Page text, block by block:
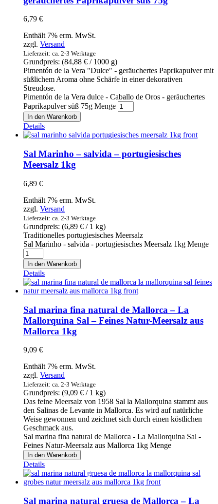
6,79 €
Enthält 7% erm. MwSt.
zzgl. Versand
Lieferzeit: ca. 2-3 Werktage
Grundpreis: (84,88 € / 1000 g)
Pimentón de la Vera "Dulce" - geräuchertes Paprikapulver mit
süßlichem Aroma ohne Schärfe in einer dekorativen
Streudose.
Pimentón de la Vera dulce - Caballo de Oros - geräuchertes
Paprikapulver süß 75g Menge
In den Warenkorb
Details
Sal Marinho – salvida – portugiesisches
Meersalz 1kg
6,89 €
Enthält 7% erm. MwSt.
zzgl. Versand
Lieferzeit: ca. 2-3 Werktage
Grundpreis: (6,89 € / 1 kg)
Traditionelles portugiesisches Meersalz
Sal Marinho - salvida - portugiesisches Meersalz 1kg Menge
In den Warenkorb
Details
Sal marina fina natural de Mallorca – La
Mallorquina Sal – Feines Natur-Meersalz aus
Mallorca 1kg
9,09 €
Enthält 7% erm. MwSt.
zzgl. Versand
Lieferzeit: ca. 2-3 Werktage
Grundpreis: (9,09 € / 1 kg)
Das feine Meersalz von 1958 Sal la Mallorquina stammt aus
den Salinas de Levante in Mallorca. Es wird auf natürliche
Weise gewonnen und zeichnet sich durch einen köstlichen
Geschmack aus.
Sal marina fina natural de Mallorca - La Mallorquina Sal -
Feines Natur-Meersalz aus Mallorca 1kg Menge
In den Warenkorb
Details
Sal marina natural gruesa de Mallorca – La